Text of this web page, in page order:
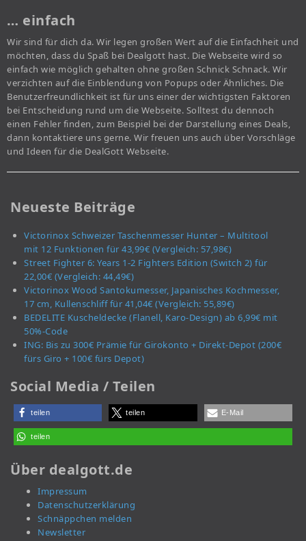
… einfach
Wir sind für dich da. Wir legen großen Wert auf die Einfachheit und
möchten, dass du Spaß bei Dealgott hast. Die Webseite wird so
einfach wie möglich gehalten ohne großen Schnick Schnack. Wir
verzichten auf die Einblendung von Popups oder Ähnliches. Die
Benutzerfreundlichkeit ist für uns einer der wichtigsten Faktoren
bei Entscheidung rund um die Webseite. Solltest du dennoch
einen Fehler finden, zum Beispiel bei der Darstellung eines Deals,
dann kontaktiere uns gerne. Wir freuen uns auch über Vorschläge
und Ideen für die DealGott Webseite.
Neueste Beiträge
Victorinox Schweizer Taschenmesser Hunter – Multitool
mit 12 Funktionen für 43,99€ (Vergleich: 57,98€)
Street Fighter 6: Years 1-2 Fighters Edition (Switch 2) für
22,00€ (Vergleich: 44,49€)
Victorinox Wood Santokumesser, Japanisches Kochmesser,
17 cm, Kullenschliff für 41,04€ (Vergleich: 55,89€)
BEDELITE Kuscheldecke (Flanell, Karo-Design) ab 6,99€ mit
50%-Code
ING: Bis zu 300€ Prämie für Girokonto + Direkt-Depot (200€
fürs Giro + 100€ fürs Depot)
Social Media / Teilen
teilen teilen E-Mail
teilen
Über dealgott.de
Impressum
Datenschutzerklärung
Schnäppchen melden
Newsletter